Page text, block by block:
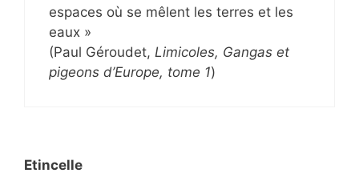
espaces où se mêlent les terres et les
eaux »
(Paul Géroudet, Limicoles, Gangas et
pigeons d’Europe, tome 1)
Etincelle